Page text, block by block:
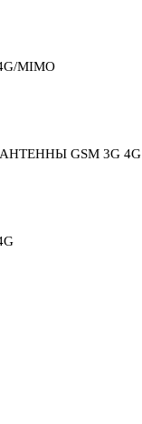
MIMO
GSM 3G 4G